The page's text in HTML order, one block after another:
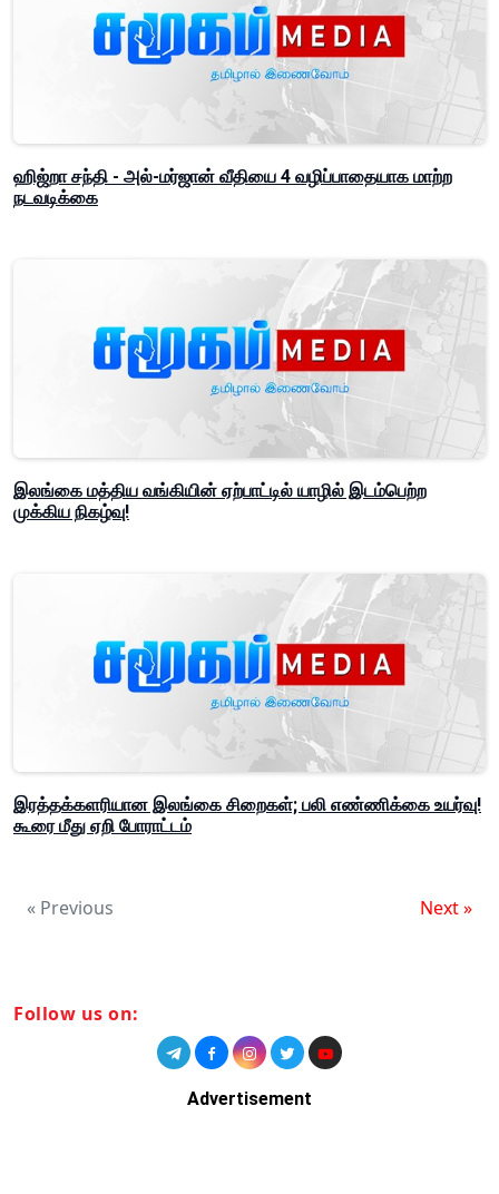
ஹிஜ்றா சந்தி - அல்-மர்ஜான் வீதியை 4 வழிப்பாதையாக மாற்ற
நடவடிக்கை
இலங்கை மத்திய வங்கியின் ஏற்பாட்டில் யாழில் இடம்பெற்ற
முக்கிய நிகழ்வு!
இரத்தக்களரியான இலங்கை சிறைகள்; பலி எண்ணிக்கை உயர்வு!
கூரை மீது ஏறி போராட்டம்
« Previous Next »
Follow us on:
Advertisement